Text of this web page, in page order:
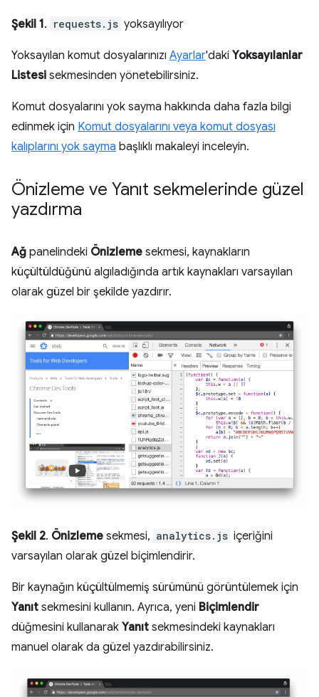
Şekil 1. requests.js yoksayılıyor
Yoksayılan komut dosyalarınızı Ayarlar'daki Yoksayılanlar
Listesi sekmesinden yönetebilirsiniz.
Komut dosyalarını yok sayma hakkında daha fazla bilgi
edinmek için Komut dosyalarını veya komut dosyası
kalıplarını yok sayma başlıklı makaleyi inceleyin.
Önizleme ve Yanıt sekmelerinde güzel
yazdırma
Ağ panelindeki Önizleme sekmesi, kaynakların
küçültüldüğünü algıladığında artık kaynakları varsayılan
olarak güzel bir şekilde yazdırır.
Şekil 2. Önizleme sekmesi, analytics.js içeriğini
varsayılan olarak güzel biçimlendirir.
Bir kaynağın küçültülmemiş sürümünü görüntülemek için
Yanıt sekmesini kullanın. Ayrıca, yeni Biçimlendir
düğmesini kullanarak Yanıt sekmesindeki kaynakları
manuel olarak da güzel yazdırabilirsiniz.